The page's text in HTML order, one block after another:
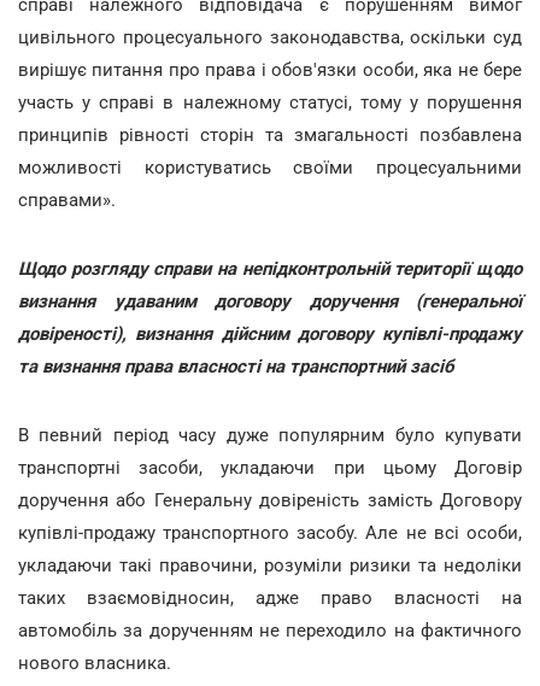
справі належного відповідача є порушенням вимог
цивільного процесуального законодавства, оскільки суд
вирішує питання про права і обов'язки особи, яка не бере
участь у справі в належному статусі, тому у порушення
принципів рівності сторін та змагальності позбавлена
можливості користуватись своїми процесуальними
справами».
Щодо розгляду справи на непідконтрольній території щодо
визнання удаваним договору доручення (генеральної
довіреності), визнання дійсним договору купівлі-продажу
та визнання права власності на транспортний засіб
В певний період часу дуже популярним було купувати
транспортні засоби, укладаючи при цьому Договір
доручення або Генеральну довіреність замість Договору
купівлі-продажу транспортного засобу. Але не всі особи,
укладаючи такі правочини, розуміли ризики та недоліки
таких взаємовідносин, адже право власності на
автомобіль за дорученням не переходило на фактичного
нового власника.